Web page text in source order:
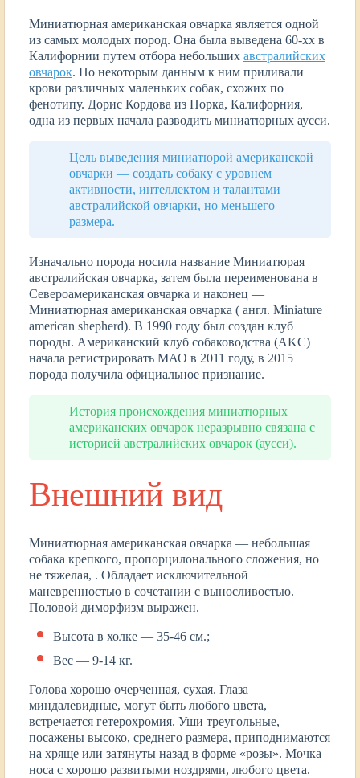
Миниатюрная американская овчарка является одной
из самых молодых пород. Она была выведена 60-хх в
Калифорнии путем отбора небольших австралийских
овчарок. По некоторым данным к ним приливали
крови различных маленьких собак, схожих по
фенотипу. Дорис Кордова из Норка, Калифорния,
одна из первых начала разводить миниатюрных аусси.
Цель выведения миниатюрой американской
овчарки ― создать собаку с уровнем
активности, интеллектом и талантами
австралийской овчарки, но меньшего
размера.
Изначально порода носила название Миниатюрая
австралийская овчарка, затем была переименована в
Североамериканская овчарка и наконец ―
Миниатюрная американская овчарка ( англ. Miniature
american shepherd). В 1990 году был создан клуб
породы. Американский клуб собаководства (AKC)
начала регистрировать МАО в 2011 году, в 2015
порода получила официальное признание.
История происхождения миниатюрных
американских овчарок неразрывно связана с
историей австралийских овчарок (аусси).
Внешний вид
Миниатюрная американская овчарка ― небольшая
собака крепкого, пропорцилонального сложения, но
не тяжелая, . Обладает исключительной
маневренностью в сочетании с выносливостью.
Половой диморфизм выражен.
Высота в холке ― 35-46 см.;
Вес ― 9-14 кг.
Голова хорошо очерченная, сухая. Глаза
миндалевидные, могут быть любого цвета,
встречается гетерохромия. Уши треугольные,
посажены высоко, среднего размера, приподнимаются
на хряще или затянуты назад в форме «розы». Мочка
носа с хорошо развитыми ноздрями, любого цвета.